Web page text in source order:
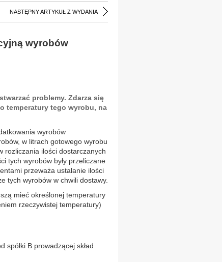
NASTĘPNY ARTYKUŁ Z WYDANIA
wyrobów
problemy. Zdarza się
temperatury tego wyrobu, na
wyrobów
w litrach gotowego wyrobu
rozliczania ilości dostarczanych
tych wyrobów były przeliczane
przeważa ustalanie ilości
tych wyrobów w chwili dostawy.
mieć określonej temperatury
rzeczywistej temperatury)
spółki B prowadzącej skład